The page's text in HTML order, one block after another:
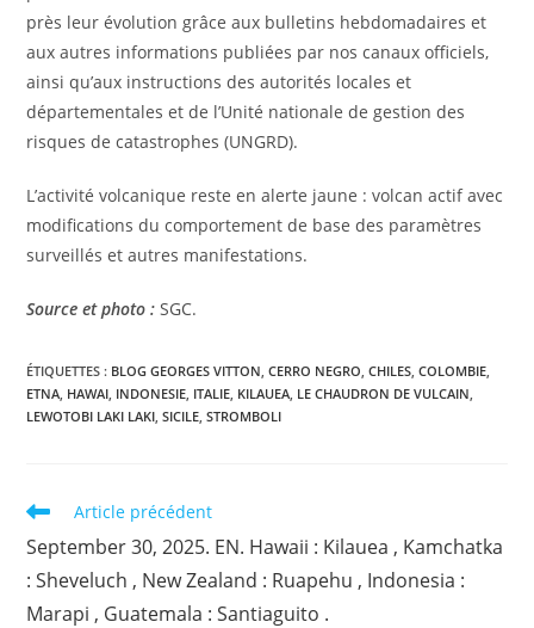
près leur évolution grâce aux bulletins hebdomadaires et
aux autres informations publiées par nos canaux officiels,
ainsi qu’aux instructions des autorités locales et
départementales et de l’Unité nationale de gestion des
risques de catastrophes (UNGRD).
L’activité volcanique reste en alerte jaune : volcan actif avec
modifications du comportement de base des paramètres
surveillés et autres manifestations.
Source et photo : SGC.
ÉTIQUETTES : BLOG GEORGES VITTON CERRO NEGRO CHILES COLOMBIE
ETNA HAWAI INDONESIE ITALIE KILAUEA LE CHAUDRON DE VULCAIN
LEWOTOBI LAKI LAKI SICILE STROMBOLI
Read
articles
Article précédent
September 30, 2025. EN. Hawaii : Kilauea , Kamchatka
: Sheveluch , New Zealand : Ruapehu , Indonesia :
Marapi , Guatemala : Santiaguito .